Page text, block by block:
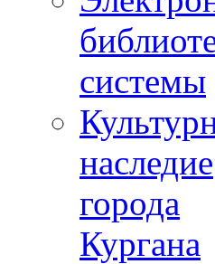
системы
наследие
города
Кургана